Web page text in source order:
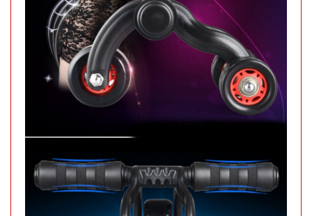
Găng tay
Slim túi
nilon rẻ (
MÃ
005066
GIÁ: